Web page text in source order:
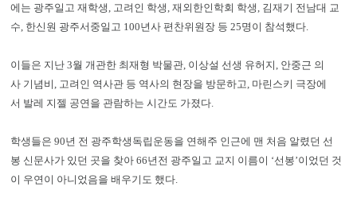
에는 광주일고 재학생, 고려인 학생, 재외한인학회 학생, 김재기 전남대 교
수, 한신원 광주서중일고 100년사 편찬위원장 등 25명이 참석했다.
이들은 지난 3월 개관한 최재형 박물관, 이상설 선생 유허지, 안중근 의
사 기념비, 고려인 역사관 등 역사의 현장을 방문하고, 마린스키 극장에
서 발레 지젤 공연을 관람하는 시간도 가졌다.
학생들은 90년 전 광주학생독립운동을 연해주 인근에 맨 처음 알렸던 선
봉 신문사가 있던 곳을 찾아 66년전 광주일고 교지 이름이 ‘선봉’이었던 것
이 우연이 아니었음을 배우기도 했다.